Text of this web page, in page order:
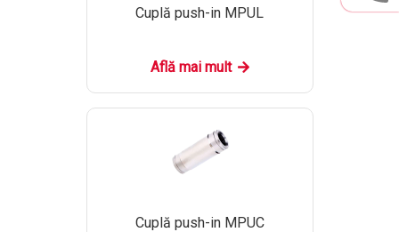
Cuplă push-in MPUL
Află mai mult
Cuplă push-in MPUC